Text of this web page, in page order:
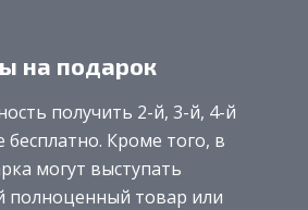
на подарок
получить 2-й, 3-й, 4-й
бесплатно. Кроме того, в
могут выступать
полноценный товар или